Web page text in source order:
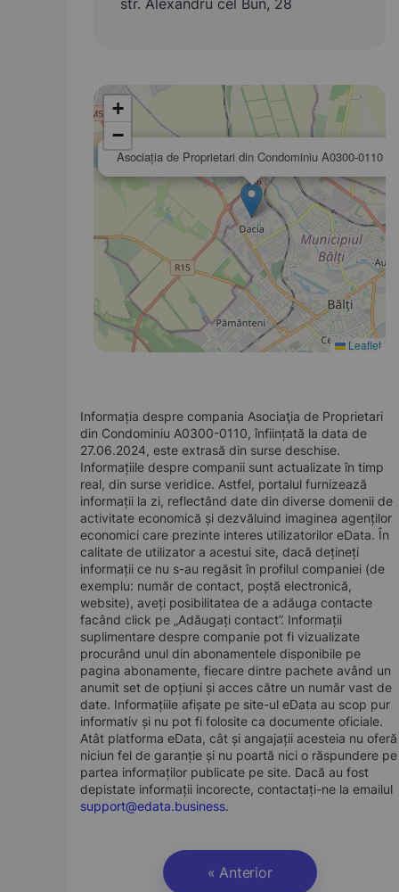
str. Alexandru cel Bun, 28
Asociaţia de Proprietari din Condominiu A0300-0110
+
−
Leaflet
Informația despre compania Asociaţia de Proprietari
din Condominiu A0300-0110, înființată la data de
27.06.2024, este extrasă din surse deschise.
Informațiile despre companii sunt actualizate în timp
real, din surse veridice. Astfel, portalul furnizează
informații la zi, reflectând date din diverse domenii de
activitate economică și dezvăluind imaginea agenților
economici care prezinte interes utilizatorilor eData. În
calitate de utilizator a acestui site, dacă dețineți
informații ce nu s-au regăsit în profilul companiei (de
exemplu: număr de contact, poștă electronică,
website), aveți posibilitatea de a adăuga contacte
facând click pe „Adăugați contact”. Informații
suplimentare despre companie pot fi vizualizate
procurând unul din abonamentele disponibile pe
pagina abonamente, fiecare dintre pachete având un
anumit set de opțiuni și acces către un număr vast de
date. Informațiile afișate pe site-ul eData au scop pur
informativ și nu pot fi folosite ca documente oficiale.
Atât platforma eData, cât și angajații acesteia nu oferă
niciun fel de garanție și nu poartă nici o răspundere pe
partea informaților publicate pe site. Dacă au fost
depistate informații incorecte, contactați-ne la emailul
support@edata.business.
« Anterior